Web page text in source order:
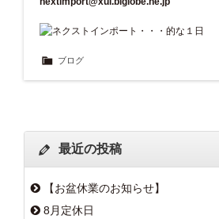
ブログ
最近の投稿
【お盆休業のお知らせ】
8月定休日